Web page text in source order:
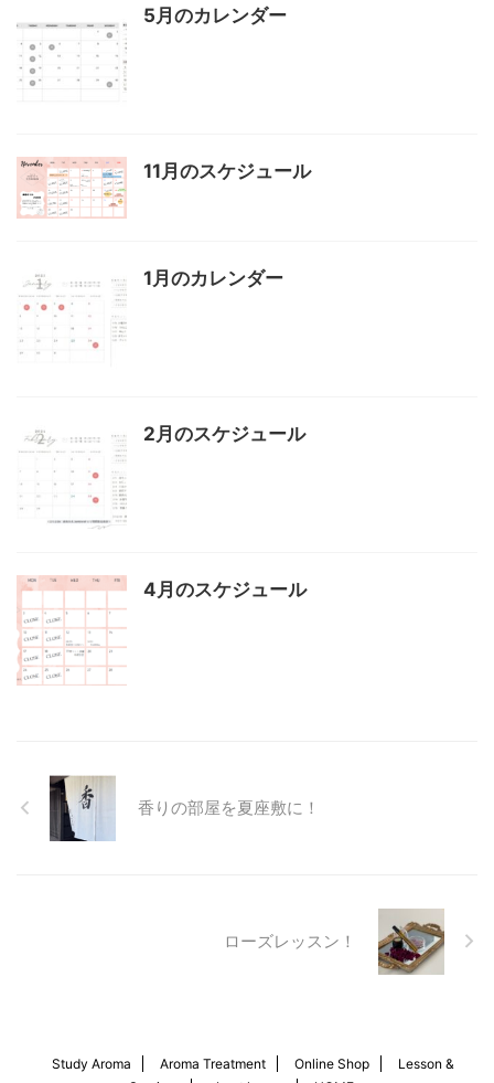
5月のカレンダー
11月のスケジュール
1月のカレンダー
2月のスケジュール
4月のスケジュール
香りの部屋を夏座敷に！
ローズレッスン！
Study Aroma Aroma Treatment Online Shop
Lesson &